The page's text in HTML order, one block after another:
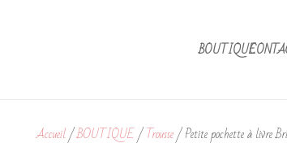
BOUTIQUE
Accueil/BOUTIQUE/Trousse/ Petite pochette à livre